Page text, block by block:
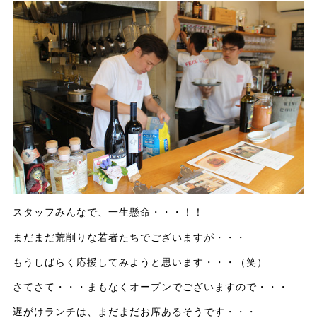
スタッフみんなで、一生懸命・・・！！
まだまだ荒削りな若者たちでございますが・・・
もうしばらく応援してみようと思います・・・（笑）
さてさて・・・まもなくオープンでございますので・・・
遅がけランチは、まだまだお席あるそうです・・・